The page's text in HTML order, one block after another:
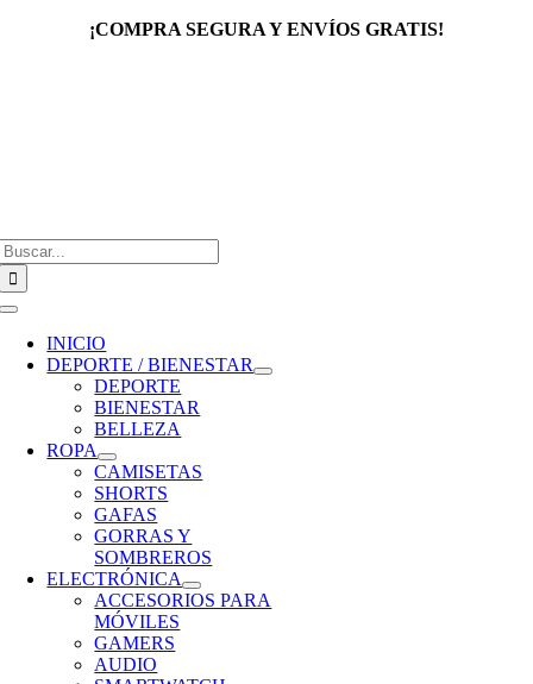
¡COMPRA SEGURA Y ENVÍOS GRATIS!
Toggle
Navigation
INICIO
DEPORTE / BIENESTAR
DEPORTE
BIENESTAR
BELLEZA
ROPA
CAMISETAS
SHORTS
GAFAS
GORRAS Y
SOMBREROS
ELECTRÓNICA
ACCESORIOS PARA
MÓVILES
GAMERS
AUDIO